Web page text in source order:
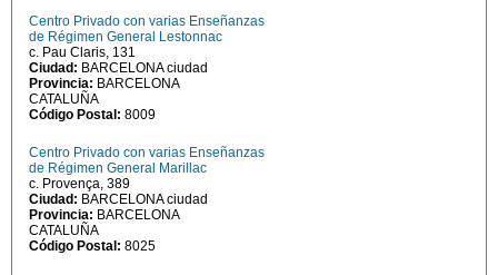
Centro Privado con varias Enseñanzas
de Régimen General Lestonnac
c. Pau Claris, 131
Ciudad: BARCELONA ciudad
Provincia: BARCELONA
CATALUÑA
Código Postal: 8009
Centro Privado con varias Enseñanzas
de Régimen General Marillac
c. Provença, 389
Ciudad: BARCELONA ciudad
Provincia: BARCELONA
CATALUÑA
Código Postal: 8025